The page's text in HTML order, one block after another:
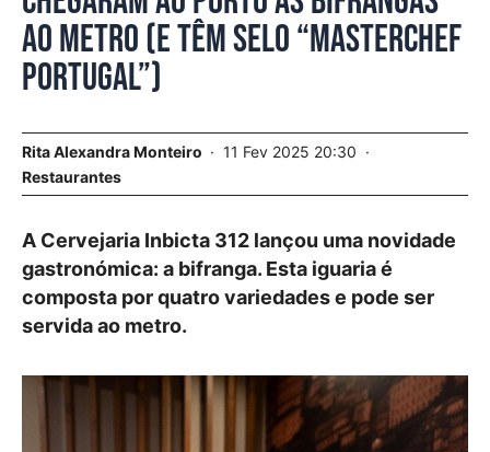
ao metro (e têm selo “Masterchef
Portugal”)
Rita Alexandra Monteiro
11 Fev 2025 20:30
Restaurantes
A Cervejaria Inbicta 312 lançou uma novidade
gastronómica: a bifranga. Esta iguaria é
composta por quatro variedades e pode ser
servida ao metro.